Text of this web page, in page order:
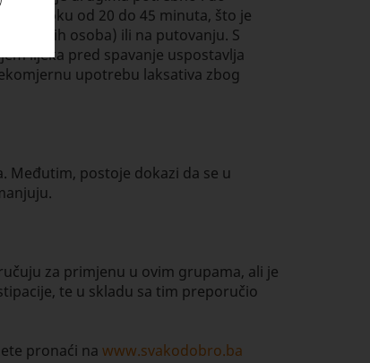
u roku od 20 do 45 minuta, što je
osoba) ili na putovanju. S
lijeka pred spavanje uspostavlja
upotrebu laksativa zbog
Međutim, postoje dokazi da se u
za primjenu u ovim grupama, ali je
te u skladu sa tim preporučio
pronaći na www.svakodobro.ba